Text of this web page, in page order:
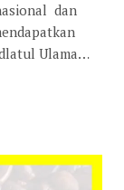
dan
Ulama…